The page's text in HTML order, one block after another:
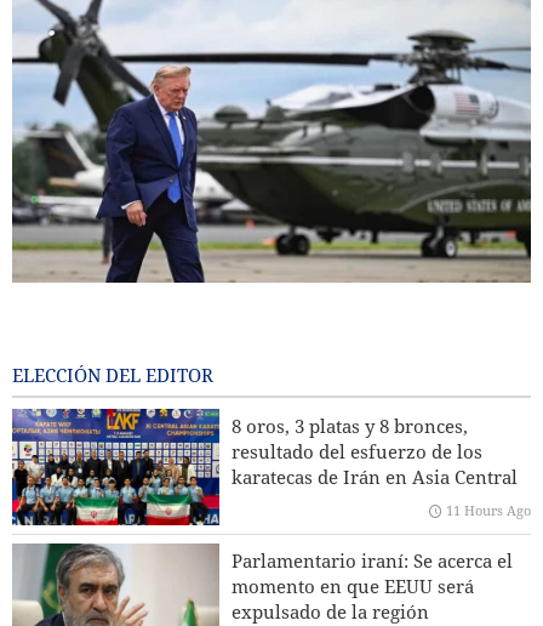
Famosa figura mediática de EE UU: Hay que dar una fuerte
bofetada en la cara de Trump.
Nuevo relato de CBS sobre el agotamiento de los misiles de
largo alcance de EEUU en la guerra
Esmail Baqaei: El ambiente de las negociaciones entre Irán
y Omán sobre el estrecho de Ormuz es positivo
ELECCIÓN DEL EDITOR
8 oros, 3 platas y 8 bronces,
resultado del esfuerzo de los
karatecas de Irán en Asia Central
11 Hours Ago
Parlamentario iraní: Se acerca el
momento en que EEUU será
expulsado de la región